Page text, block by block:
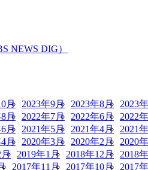
NEWS DIG）
月 2023年9月 2023年8月 2023
月 2022年7月 2022年6月 2022
月 2021年5月 2021年4月 2021
月 2020年3月 2020年2月 2020
月 2019年1月 2018年12月 2018
2017年11月 2017年10月 2017